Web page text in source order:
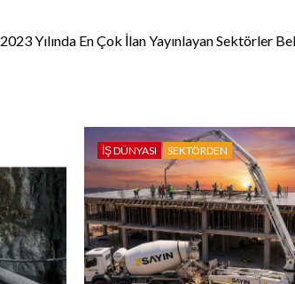
2023 Yılında En Çok İlan Yayınlayan Sektörler
İŞ DÜNYASI SEKTÖRDEN